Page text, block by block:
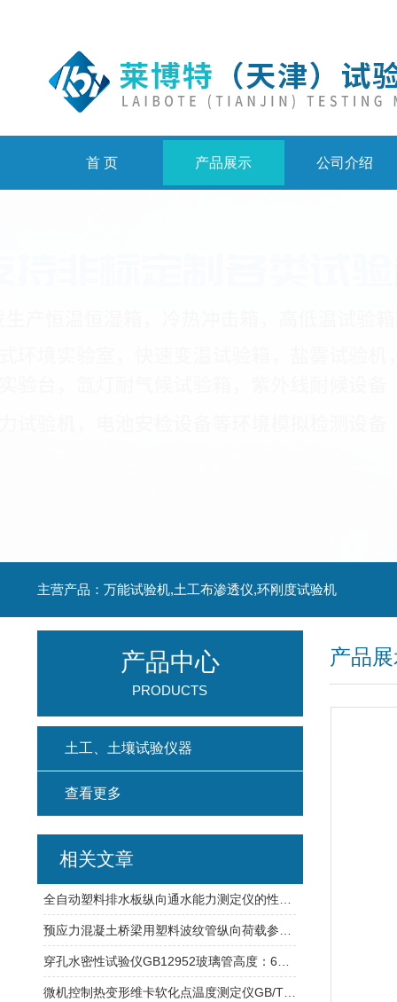
首 页 产品展示 公司介绍
主营产品：万能试验机,土工布渗透仪,环刚度试验机
产品
产品中心
PRODUCTS
土工、土壤试验仪器
查看更多
相关文章